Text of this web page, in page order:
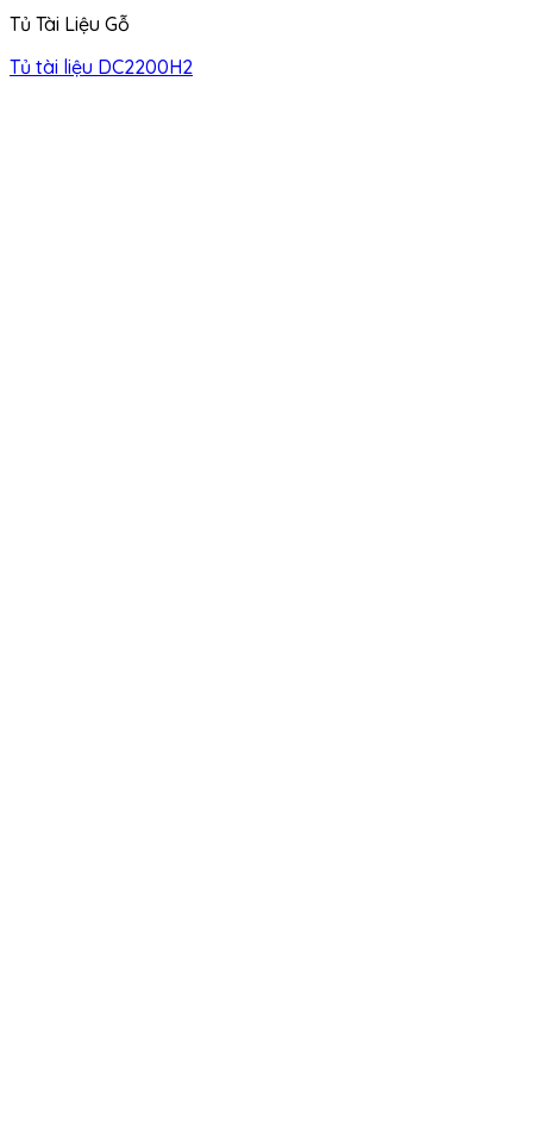
Tủ Tài Liệu Gỗ
Tủ tài liệu DC2200H2